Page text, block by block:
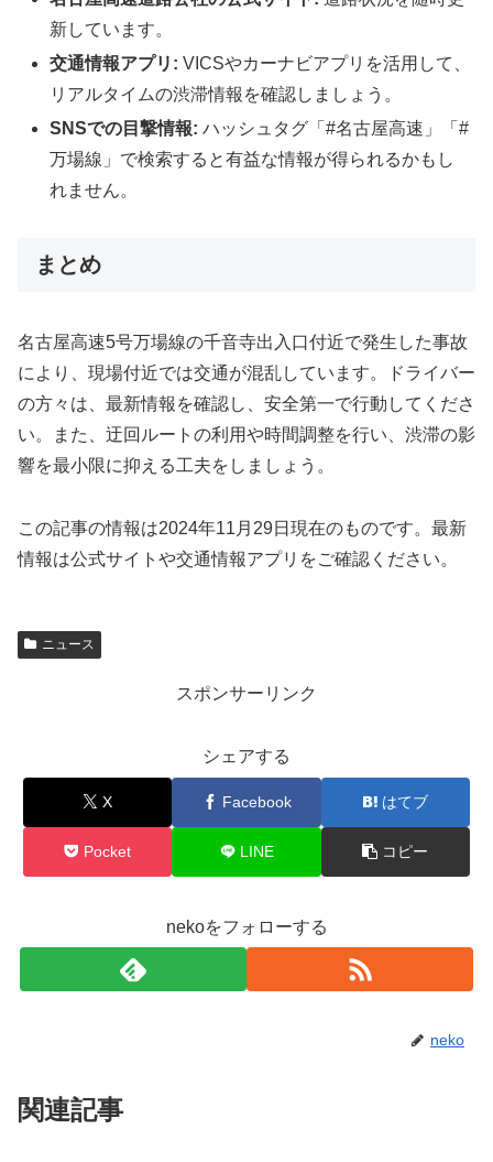
新しています。
交通情報アプリ: VICSやカーナビアプリを活用して、
リアルタイムの渋滞情報を確認しましょう。
SNSでの目撃情報: ハッシュタグ「#名古屋高速」「#
万場線」で検索すると有益な情報が得られるかもし
れません。
まとめ
名古屋高速5号万場線の千音寺出入口付近で発生した事故
により、現場付近では交通が混乱しています。ドライバー
の方々は、最新情報を確認し、安全第一で行動してくださ
い。また、迂回ルートの利用や時間調整を行い、渋滞の影
響を最小限に抑える工夫をしましょう。
この記事の情報は2024年11月29日現在のものです。最新
情報は公式サイトや交通情報アプリをご確認ください。
ニュース
スポンサーリンク
シェアする
X Facebook はてブ
Pocket LINE コピー
nekoをフォローする
neko
関連記事